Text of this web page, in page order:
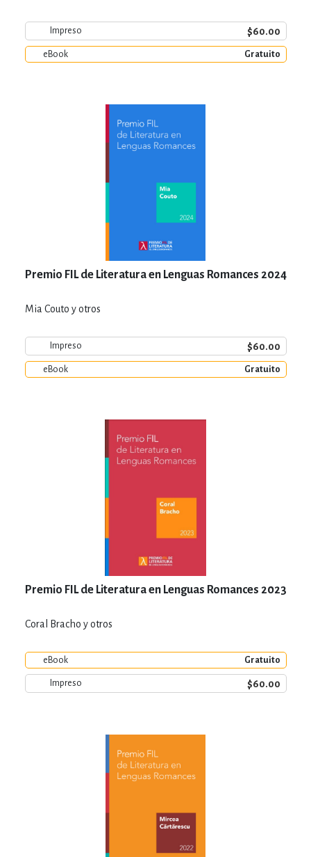
Impreso $60.00
eBook Gratuito
Premio FIL de Literatura en Lenguas Romances 2024
Mia Couto y otros
Impreso $60.00
eBook Gratuito
Premio FIL de Literatura en Lenguas Romances 2023
Coral Bracho y otros
eBook Gratuito
Impreso $60.00